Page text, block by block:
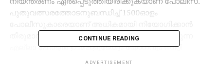
പുതുവത്സരത്തോടനുബന്ധിച്ച് 1500ഓളം
തീരുമാനിച്ചിരിക്കുന്നത്. ഡിജെ പാര്‍ട്ടികള്‍ നടത്തുന്ന
എല്ലാ ഹോട്ടല്‍ ഉടമകളുടേയും യോഗവും സിറ്റി
പോലീസ് വിളിച്ചു ചേര്‍ക്കുന്നുണ്ട്.
CONTINUE READING
ADVERTISEMENT